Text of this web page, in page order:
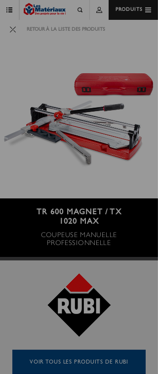
PRODUITS
RETOUR À LA LISTE DES PRODUITS
TR 600 MAGNET / TX
1020 MAX
COUPEUSE MANUELLE
PROFESSIONNELLE
VOIR TOUS LES PRODUITS DE RUBI